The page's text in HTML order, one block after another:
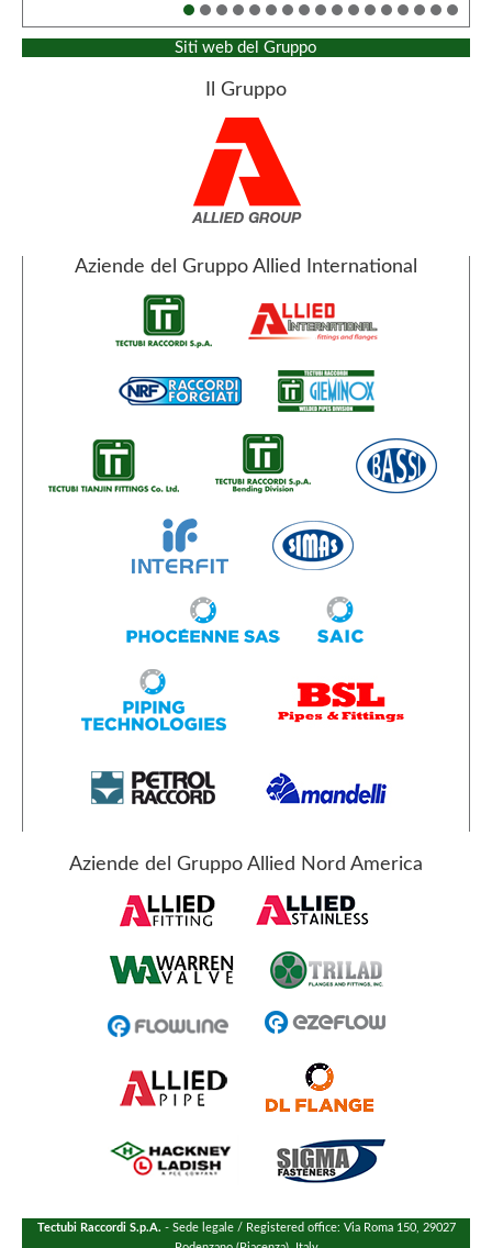
Siti web del Gruppo
Il Gruppo
Aziende del Gruppo Allied International
Aziende del Gruppo Allied Nord America
Tectubi Raccordi S.p.A. - Sede legale / Registered office: Via Roma 150, 29027